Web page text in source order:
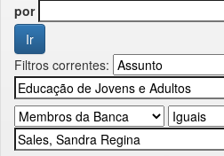
por
Filtros correntes: